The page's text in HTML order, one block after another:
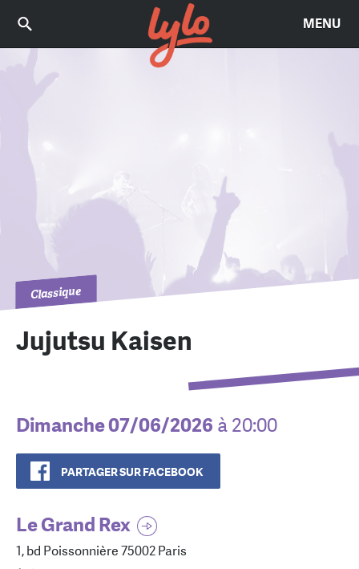
MENU
Classique
Jujutsu Kaisen
Dimanche 07/06/2026 à 20:00
PARTAGER SUR FACEBOOK
Le Grand Rex
1, bd Poissonnière 75002 Paris